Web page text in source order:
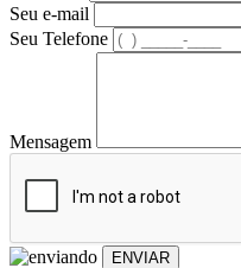
Seu e-mail
Seu Telefone
Mensagem
ENVIAR